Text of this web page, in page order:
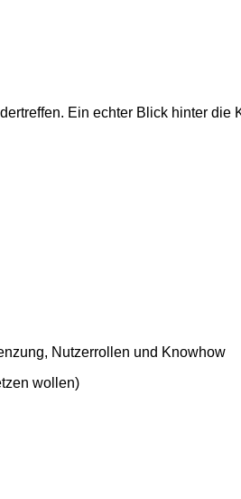
Ein echter Blick hinter die
Nutzerrollen und Knowhow
wollen)